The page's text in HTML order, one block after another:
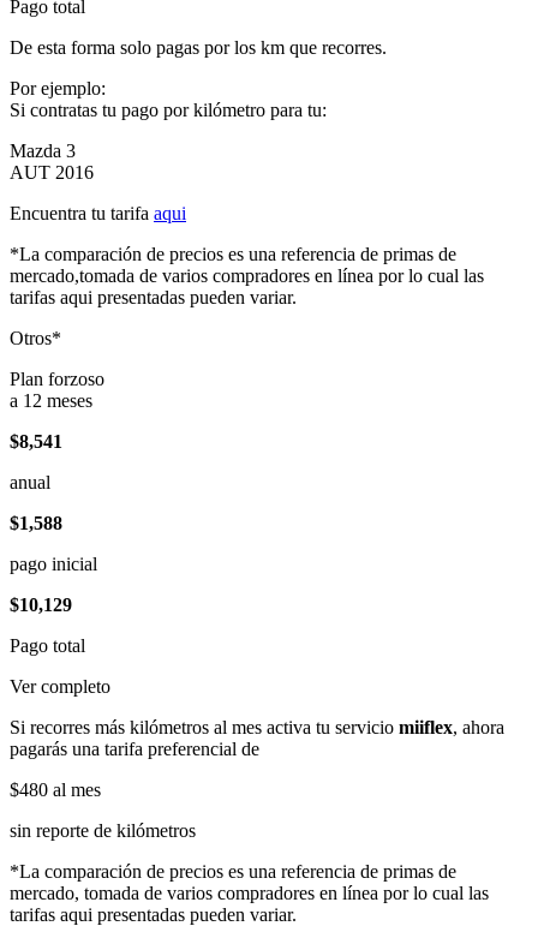
Pago total
De esta forma solo pagas por los km que recorres.
Por ejemplo:
Si contratas tu pago por kilómetro para tu:
Mazda 3
AUT 2016
Encuentra tu tarifa aqui
*La comparación de precios es una referencia de primas de
mercado,tomada de varios compradores en línea por lo cual las
tarifas aqui presentadas pueden variar.
Otros*
Plan forzoso
a 12 meses
$8,541
anual
$1,588
pago inicial
$10,129
Pago total
Ver completo
Si recorres más kilómetros al mes activa tu servicio miiflex, ahora
pagarás una tarifa preferencial de
$480 al mes
sin reporte de kilómetros
*La comparación de precios es una referencia de primas de
mercado, tomada de varios compradores en línea por lo cual las
tarifas aqui presentadas pueden variar.